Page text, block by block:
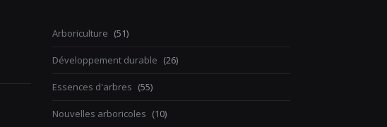
Arboriculture (51)
Développement durable (26)
Essences d'arbres (55)
Nouvelles arboricoles (10)